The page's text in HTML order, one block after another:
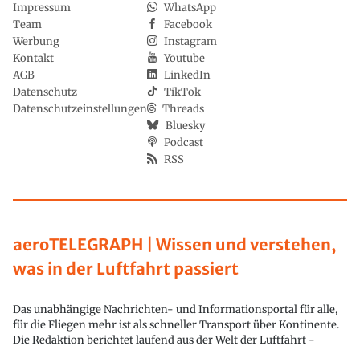
aeroTELEGRAPH | Wissen und verstehen,
was in der Luftfahrt passiert
Das unabhängige Nachrichten- und Informationsportal für alle,
für die Fliegen mehr ist als schneller Transport über Kontinente.
Die Redaktion berichtet laufend aus der Welt der Luftfahrt -
Impressum
Team
Werbung
Kontakt
AGB
Datenschutz
Datenschutzeinstellungen
WhatsApp
Facebook
Instagram
Youtube
LinkedIn
TikTok
Threads
Bluesky
Podcast
RSS